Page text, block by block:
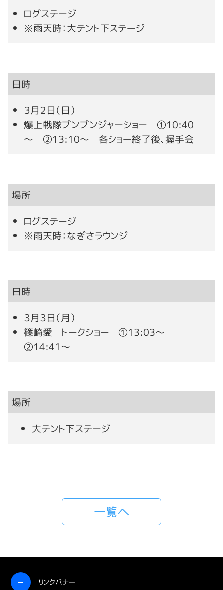
ログステージ
※雨天時：大テント下ステージ
日時
３月２日（日）
爆上戦隊ブンブンジャーショー ①10:40
～ ②13:10～ 各ショー終了後、握手会
場所
ログステージ
※雨天時：なぎさラウンジ
日時
３月３日（月）
篠崎愛 トークショー ①13:03～
②14:41～
場所
大テント下ステージ
一覧へ
リンクバナー
開く